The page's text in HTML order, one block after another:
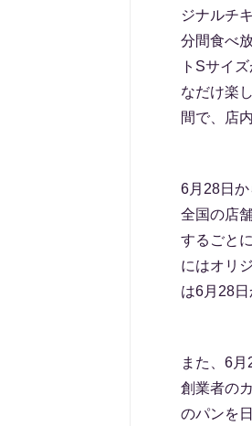
ジナルチ
分間食べ
トSサイ
なだけ楽
間で、店
6月28日
全国の店
するごと
にはオリ
は6月28日
また、6
創業者の
のパンを